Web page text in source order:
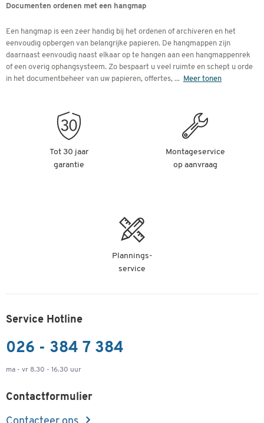
Documenten ordenen met een hangmap
Een hangmap is een zeer handig bij het ordenen of archiveren en het
eenvoudig opbergen van belangrijke papieren. De hangmappen zijn
daarnaast eenvoudig naast elkaar op te hangen aan een hangmappenrek
of een overig ophangsysteem. Zo bespaart u veel ruimte en schept u orde
in het documentbeheer van uw papieren, offertes, ... Meer tonen
Tot 30 jaar
garantie
Montageservice
op aanvraag
Plannings-
service
Service Hotline
026 - 384 7 384
ma - vr 8.30 - 16.30 uur
Contactformulier